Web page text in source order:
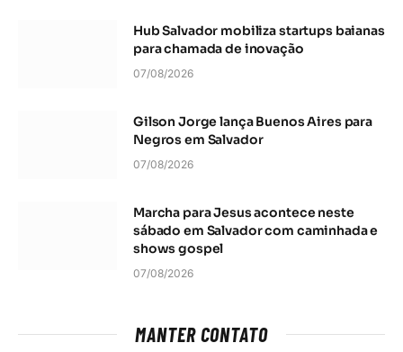
Hub Salvador mobiliza startups baianas
para chamada de inovação
07/08/2026
Gilson Jorge lança Buenos Aires para
Negros em Salvador
07/08/2026
Marcha para Jesus acontece neste
sábado em Salvador com caminhada e
shows gospel
07/08/2026
MANTER CONTATO